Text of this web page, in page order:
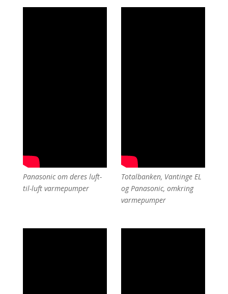
Panasonic om deres luft-
til-luft varmepumper
Totalbanken, Vantinge EL
og Panasonic, omkring
varmepumper